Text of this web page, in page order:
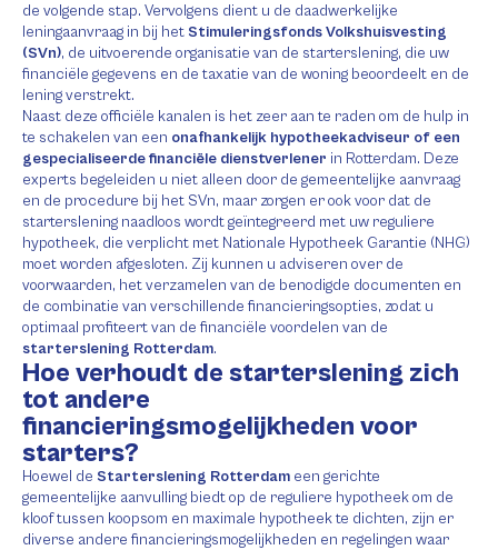
de volgende stap. Vervolgens dient u de daadwerkelijke
leningaanvraag in bij het Stimuleringsfonds Volkshuisvesting
(SVn), de uitvoerende organisatie van de starterslening, die uw
financiële gegevens en de taxatie van de woning beoordeelt en de
lening verstrekt.
Naast deze officiële kanalen is het zeer aan te raden om de hulp in
te schakelen van een onafhankelijk hypotheekadviseur of een
gespecialiseerde financiële dienstverlener in Rotterdam. Deze
experts begeleiden u niet alleen door de gemeentelijke aanvraag
en de procedure bij het SVn, maar zorgen er ook voor dat de
starterslening naadloos wordt geïntegreerd met uw reguliere
hypotheek, die verplicht met Nationale Hypotheek Garantie (NHG)
moet worden afgesloten. Zij kunnen u adviseren over de
voorwaarden, het verzamelen van de benodigde documenten en
de combinatie van verschillende financieringsopties, zodat u
optimaal profiteert van de financiële voordelen van de
starterslening Rotterdam.
Hoe verhoudt de starterslening zich
tot andere
financieringsmogelijkheden voor
starters?
Hoewel de Starterslening Rotterdam een gerichte
gemeentelijke aanvulling biedt op de reguliere hypotheek om de
kloof tussen koopsom en maximale hypotheek te dichten, zijn er
diverse andere financieringsmogelijkheden en regelingen waar